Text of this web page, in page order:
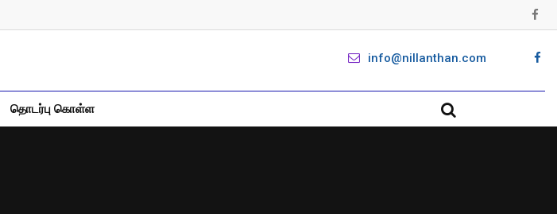
info@nillanthan.com
தொடர்பு கொள்ள